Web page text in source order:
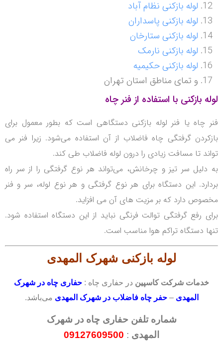
لوله بازکنی نظام آباد
لوله بازکنی پاسداران
لوله بازکنی ستارخان
لوله بازکنی نارمک
لوله بازکنی حکیمیه
و تمای مناطق استان تهران
لوله بازکنی با استفاده از فنر چاه
فنر چاه یا فنر لوله بازکنی دستگاهی است که بطور معمول برای
بازکردن گرفتگی چاه فاضلاب از آن استفاده می‌شود. زیرا فنر می
تواند تا مسافت زیادی را درون لوله فاضلاب طی کند.
به دلیل سر تیز و چرخانش، می‌تواند هر نوع گرفتگی را از سر راه
بردارد. این دستگاه برای هر نوع گرفتگی و هر نوع لوله، سر و فنر
مخصوص دارد که بر مزیت های آن می افزاید.
برای رفع گرفتگی توالت فرنگی نباید از این دستگاه استفاده شود.
تنها دستگاه تراکم هوا مناسب است.
لوله بازکنی شهرک المهدی
خدمات شرکت کاسپین در حفاری چاه : حفاری چاه در شهرک
المهدی –حفر چاه فاضلاب در شهرک المهدی می‌باشد.
شماره تلفن حفاری چاه در شهرک
المهدی :
09127609500